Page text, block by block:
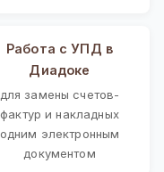
Работа с УПД в
Диадоке
для замены счетов-
фактур и накладных
одним электронным
документом